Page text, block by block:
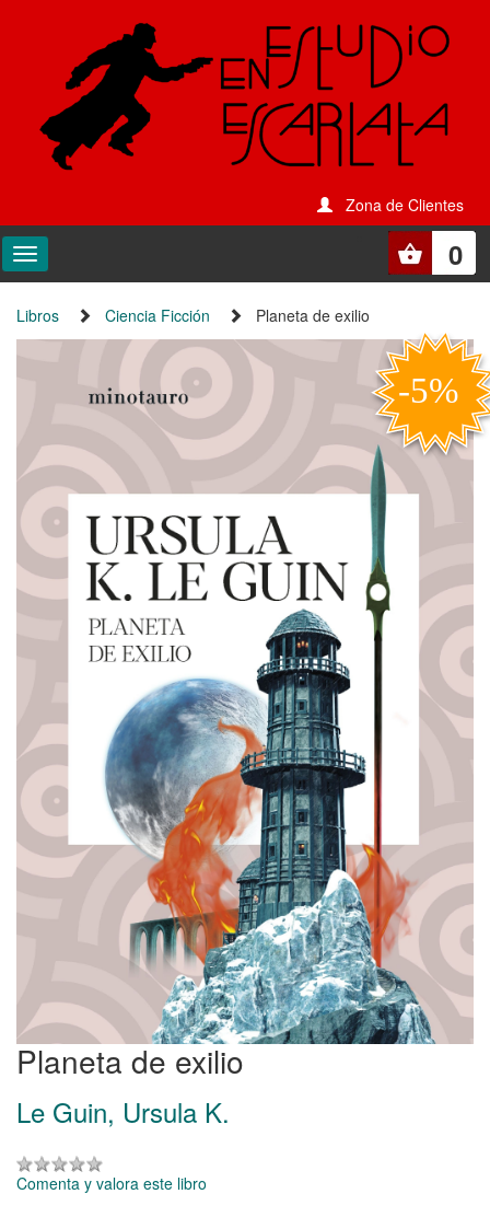
Zona de Clientes
0
Libros Ciencia Ficción Planeta de exilio
Planeta de exilio
Le Guin, Ursula K.
Comenta y valora este libro